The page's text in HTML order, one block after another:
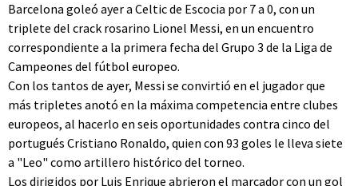
Barcelona goleó ayer a Celtic de Escocia por 7 a 0, con un
triplete del crack rosarino Lionel Messi, en un encuentro
correspondiente a la primera fecha del Grupo 3 de la Liga de
Campeones del fútbol europeo.
Con los tantos de ayer, Messi se convirtió en el jugador que
más tripletes anotó en la máxima competencia entre clubes
europeos, al hacerlo en seis oportunidades contra cinco del
portugués Cristiano Ronaldo, quien con 93 goles le lleva siete
a "Leo" como artillero histórico del torneo.
Los dirigidos por Luis Enrique abrieron el marcador con un gol